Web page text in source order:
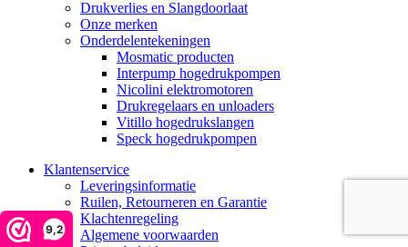
9,2
Drukverlies en Slangdoorlaat
Onze merken
Onderdelentekeningen
Mosmatic producten
Interpump hogedrukpompen
Nicolini elektromotoren
Drukregelaars en unloaders
Vitillo hogedrukslangen
Speck hogedrukpompen
Klantenservice
Leveringsinformatie
Ruilen, Retourneren en Garantie
Klachtenregeling
Algemene voorwaarden